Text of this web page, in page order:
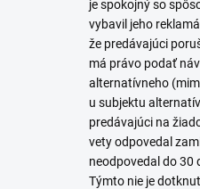
je spokojný so
vybavil jeho
že predávajúci
má právo podať
alternatívneho
u subjektu
predávajúci na
vety odpovedal
neodpovedal do 30
Týmto nie je